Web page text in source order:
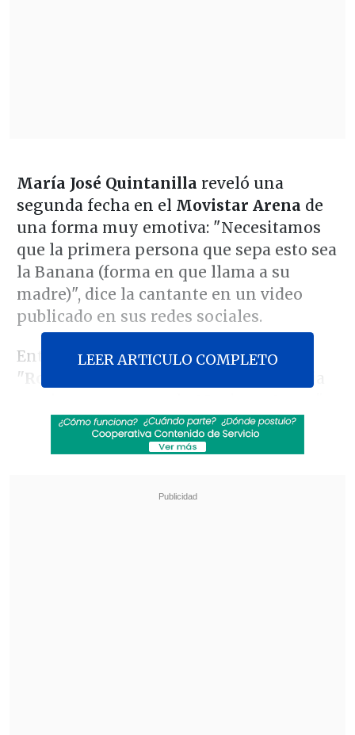
María José Quintanilla reveló una
segunda fecha en el Movistar Arena de
una forma muy emotiva: "Necesitamos
que la primera persona que sepa esto sea
la Banana (forma en que llama a su
madre)", dice la cantante en un video
publicado en sus redes sociales.
Entre lágrimas, la exintegrante de
"Rojo"
del jurado de "MasterChef Chile"
LEER ARTICULO COMPLETO